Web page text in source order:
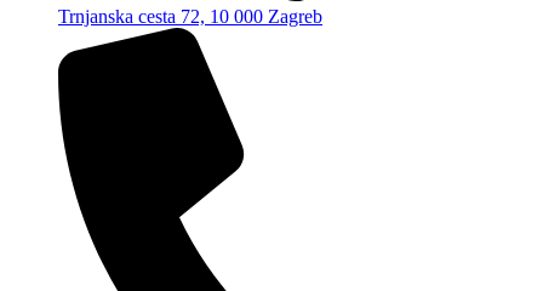
Trnjanska cesta 72, 10 000 Zagreb